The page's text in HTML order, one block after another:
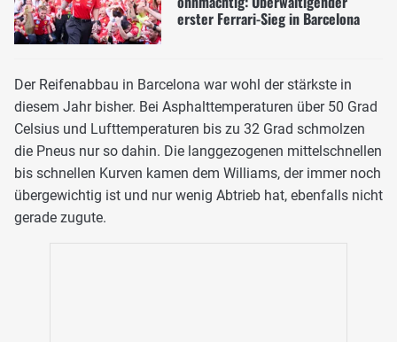
erster Ferrari-Sieg in Barcelona
Der Reifenabbau in Barcelona war wohl der stärkste in
diesem Jahr bisher. Bei Asphalttemperaturen über 50 Grad
Celsius und Lufttemperaturen bis zu 32 Grad schmolzen
die Pneus nur so dahin. Die langgezogenen mittelschnellen
bis schnellen Kurven kamen dem Williams, der immer noch
übergewichtig ist und nur wenig Abtrieb hat, ebenfalls nicht
gerade zugute.